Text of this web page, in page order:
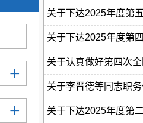
+
+
关于下达2025年度第
关于下达2025年度第
关于认真做好第四次
关于李晋德等同志职
关于下达2025年度第